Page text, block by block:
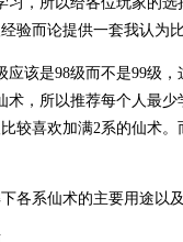
验而论提供一套我认为
该是98级而不是99级，
，所以推荐每个人最
较喜欢加满2系的仙术
系仙术的主要用途以